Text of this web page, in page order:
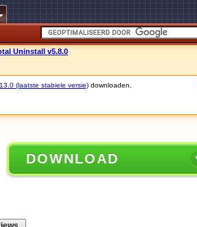
Uninstall v5.8.0
(laatste stabiele versie) downloaden.
DOWNLOAD